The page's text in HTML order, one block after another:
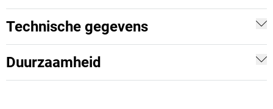
Technische gegevens
Duurzaamheid